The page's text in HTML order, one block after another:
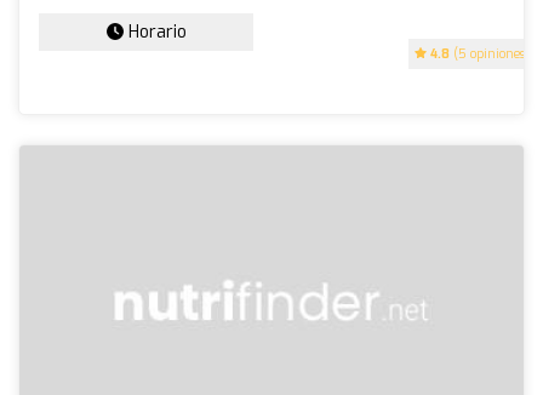
4.8 (5 opiniones)
Horario